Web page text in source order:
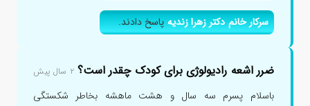
سرکار خانم دکتر زهرا زندیهپاسخ دادند.
ضرر اشعه رادیولوژی برای کودک چقدر است؟ ۲ سال پیش
باسلام پسرم سه سال و هشت ماهشه بخاطر شکستگی